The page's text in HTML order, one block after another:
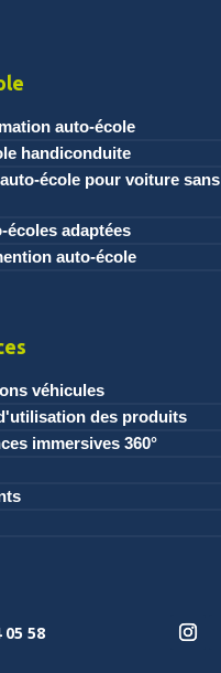
auto-école
handiconduite
école pour voiture sans
écoles adaptées
auto-école
véhicules
des produits
immersives 360°
05 58